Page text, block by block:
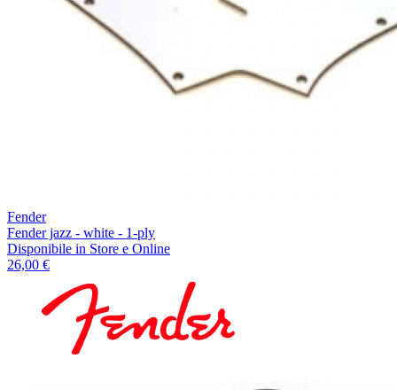
Fender
Fender jazz - white - 1-ply
Disponibile in Store e Online
26,00 €